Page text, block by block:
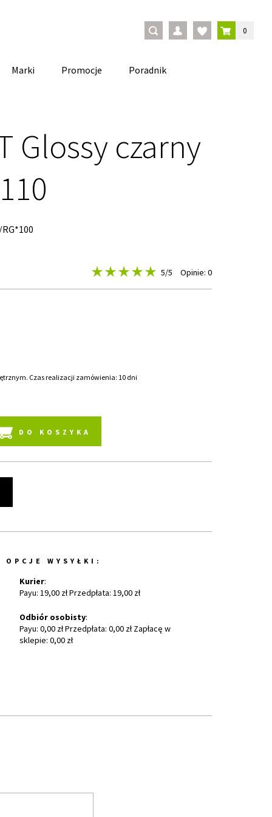
0
Marki Promocje Poradnik
Glossy czarny
5/5 Opinie: 0
Czas realizacji zamówienia: 10 dni
DO KOSZYKA
OPCJE WYSYŁKI:
Kurier:
Payu: 19,00 zł Przedpłata: 19,00 zł
Odbiór osobisty:
Payu: 0,00 zł Przedpłata: 0,00 zł Zapłacę w
sklepie: 0,00 zł